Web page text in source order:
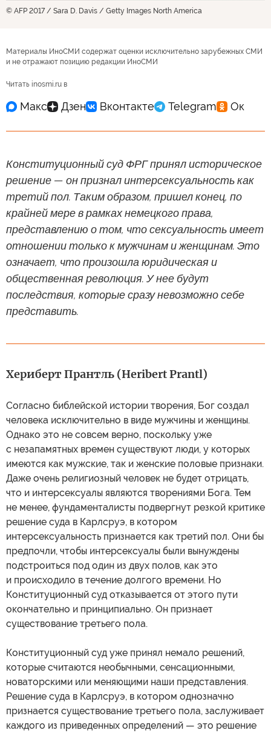
© AFP 2017 / Sara D. Davis / Getty Images North America
Материалы ИноСМИ содержат оценки исключительно зарубежных СМИ
и не отражают позицию редакции ИноСМИ
Читать inosmi.ru в
Конституционный суд ФРГ принял историческое
решение — он признал интерсексуальность как
третий пол. Таким образом, пришел конец, по
крайней мере в рамках немецкого права,
представлению о том, что сексуальность имеет
отношении только к мужчинам и женщинам. Это
означает, что произошла юридическая и
общественная революция. У нее будут
последствия, которые сразу невозможно себе
представить.
Хериберт Прантль (Heribert Prantl)
Согласно библейской истории творения, Бог создал
человека исключительно в виде мужчины и женщины.
Однако это не совсем верно, поскольку уже
с незапамятных времен существуют люди, у которых
имеются как мужские, так и женские половые признаки.
Даже очень религиозный человек не будет отрицать,
что и интерсексуалы являются творениями Бога. Тем
не менее, фундаменталисты подвергнут резкой критике
решение суда в Карлсруэ, в котором
интерсексуальность признается как третий пол. Они бы
предпочли, чтобы интерсексуалы были вынуждены
подстроиться под один из двух полов, как это
и происходило в течение долгого времени. Но
Конституционный суд отказывается от этого пути
окончательно и принципиально. Он признает
существование третьего пола.
Конституционный суд уже принял немало решений,
которые считаются необычными, сенсационными,
новаторскими или меняющими наши представления.
Решение суда в Карлсруэ, в котором однозначно
признается существование третьего пола, заслуживает
каждого из приведенных определений — это решение